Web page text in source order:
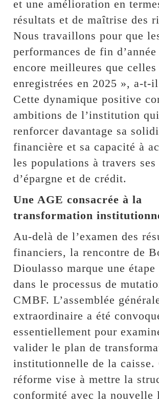
et une amélioration en
résultats et de maîtrise des
Nous travaillons pour que
performances de fin
encore meilleures que celles
enregistrées en 2025 », a-t-
Cette dynamique positive
ambitions de l’institution
renforcer davantage sa
financière et sa capacité à
les populations à travers ses
d’épargne et de crédit.
Une AGE consacrée à la
transformation
Au-delà de l’examen des
financiers, la rencontre de
Dioulasso marque une
dans le processus de
CMBF. L’assemblée
extraordinaire a été
essentiellement pour
valider le plan de
institutionnelle de la caisse.
réforme vise à mettre la
conformité avec la nouvelle